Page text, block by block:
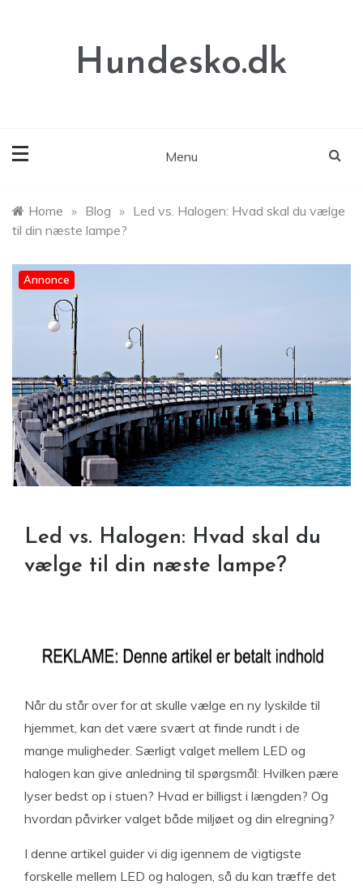
Hundesko.dk
Menu
Home » Blog » Led vs. Halogen: Hvad skal du vælge
til din næste lampe?
Annonce
Led vs. Halogen: Hvad skal du
vælge til din næste lampe?
Når du står over for at skulle vælge en ny lyskilde til
hjemmet, kan det være svært at finde rundt i de
mange muligheder. Særligt valget mellem LED og
halogen kan give anledning til spørgsmål: Hvilken pære
lyser bedst op i stuen? Hvad er billigst i længden? Og
hvordan påvirker valget både miljøet og din elregning?
I denne artikel guider vi dig igennem de vigtigste
forskelle mellem LED og halogen, så du kan træffe det